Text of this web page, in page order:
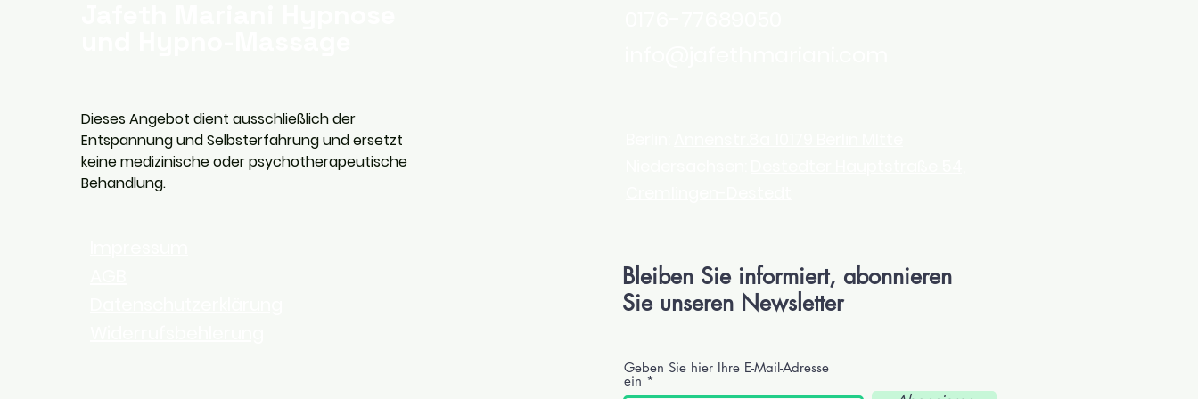
Dieses Angebot dient ausschließlich der
Entspannung und Selbsterfahrung und ersetzt
keine medizinische oder psychotherapeutische
Behandlung.
Bleiben Sie informiert, abonnieren
Sie unseren Newsletter
Geben Sie hier Ihre E-Mail-Adresse
ein